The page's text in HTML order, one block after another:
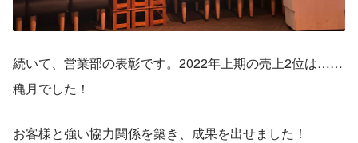
続いて、営業部の表彰です。2022年上期の売上2位は……
穐月でした！
お客様と強い協力関係を築き、成果を出せました！